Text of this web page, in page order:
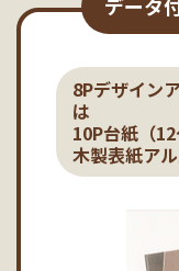
データ
8Pデザイン
は
10P台紙（
木製表紙ア